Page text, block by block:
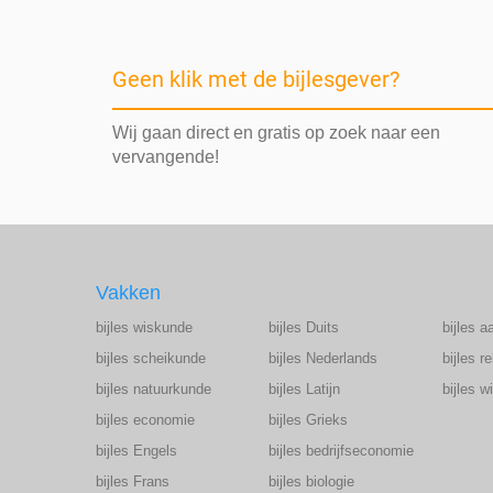
Geen klik met de bijlesgever?
Wij gaan direct en gratis op zoek naar een
vervangende!
Vakken
bijles wiskunde
bijles scheikunde
bijles natuurkunde
bijles economie
bijles Engels
bijles Frans
bijles Duits
bijles Nederlands
bijles Latijn
bijles Grieks
bijles bedrijfseconomie
bijles biologie
bijles
bijles
bijles